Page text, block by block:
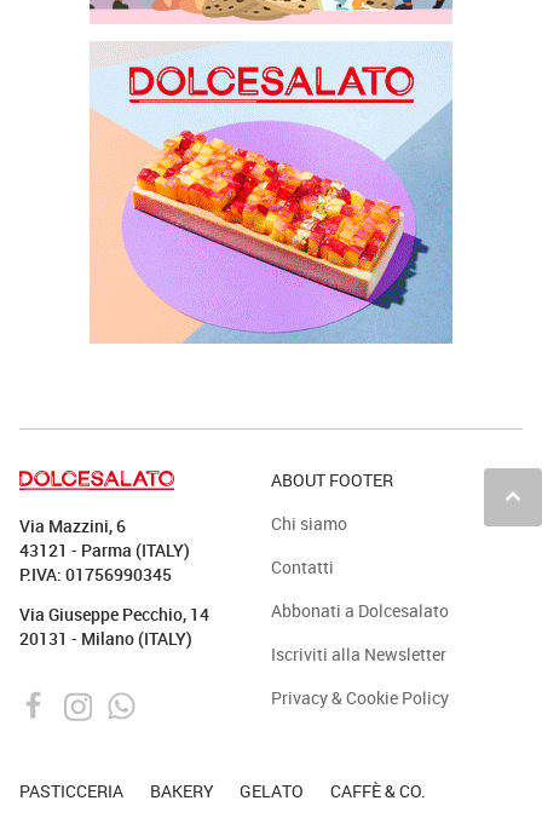
keyboard_arrow_up
Via Mazzini, 6
43121 - Parma (ITALY)
P.IVA: 01756990345
Via Giuseppe Pecchio, 14
20131 - Milano (ITALY)
ABOUT FOOTER
Chi siamo
Contatti
Abbonati a Dolcesalato
Iscriviti alla Newsletter
Privacy & Cookie Policy
PASTICCERIA BAKERY GELATO CAFFÈ & CO.